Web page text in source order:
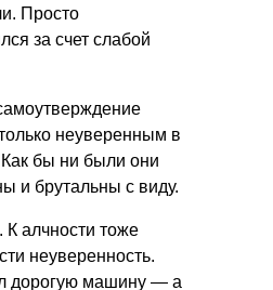
Просто
за счет слабой
неуверенным в
бы ни были они
и брутальны с виду.
. К алчности тоже
неуверенность.
дорогую машину — а